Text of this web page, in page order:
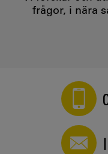
frågor, i nära